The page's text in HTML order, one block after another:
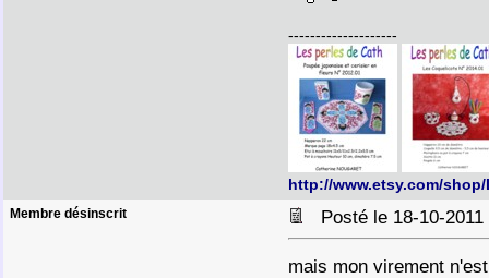
--------------------
http://www.etsy.com/
Membre désinscrit Posté le 18-10-
mais mon virement